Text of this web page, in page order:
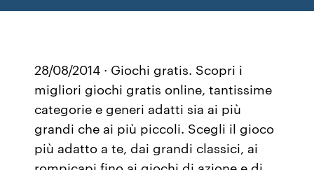
28/08/2014 · Giochi gratis. Scopri i
migliori giochi gratis online, tantissime
categorie e generi adatti sia ai più
grandi che ai più piccoli. Scegli il gioco
più adatto a te, dai grandi classici, ai